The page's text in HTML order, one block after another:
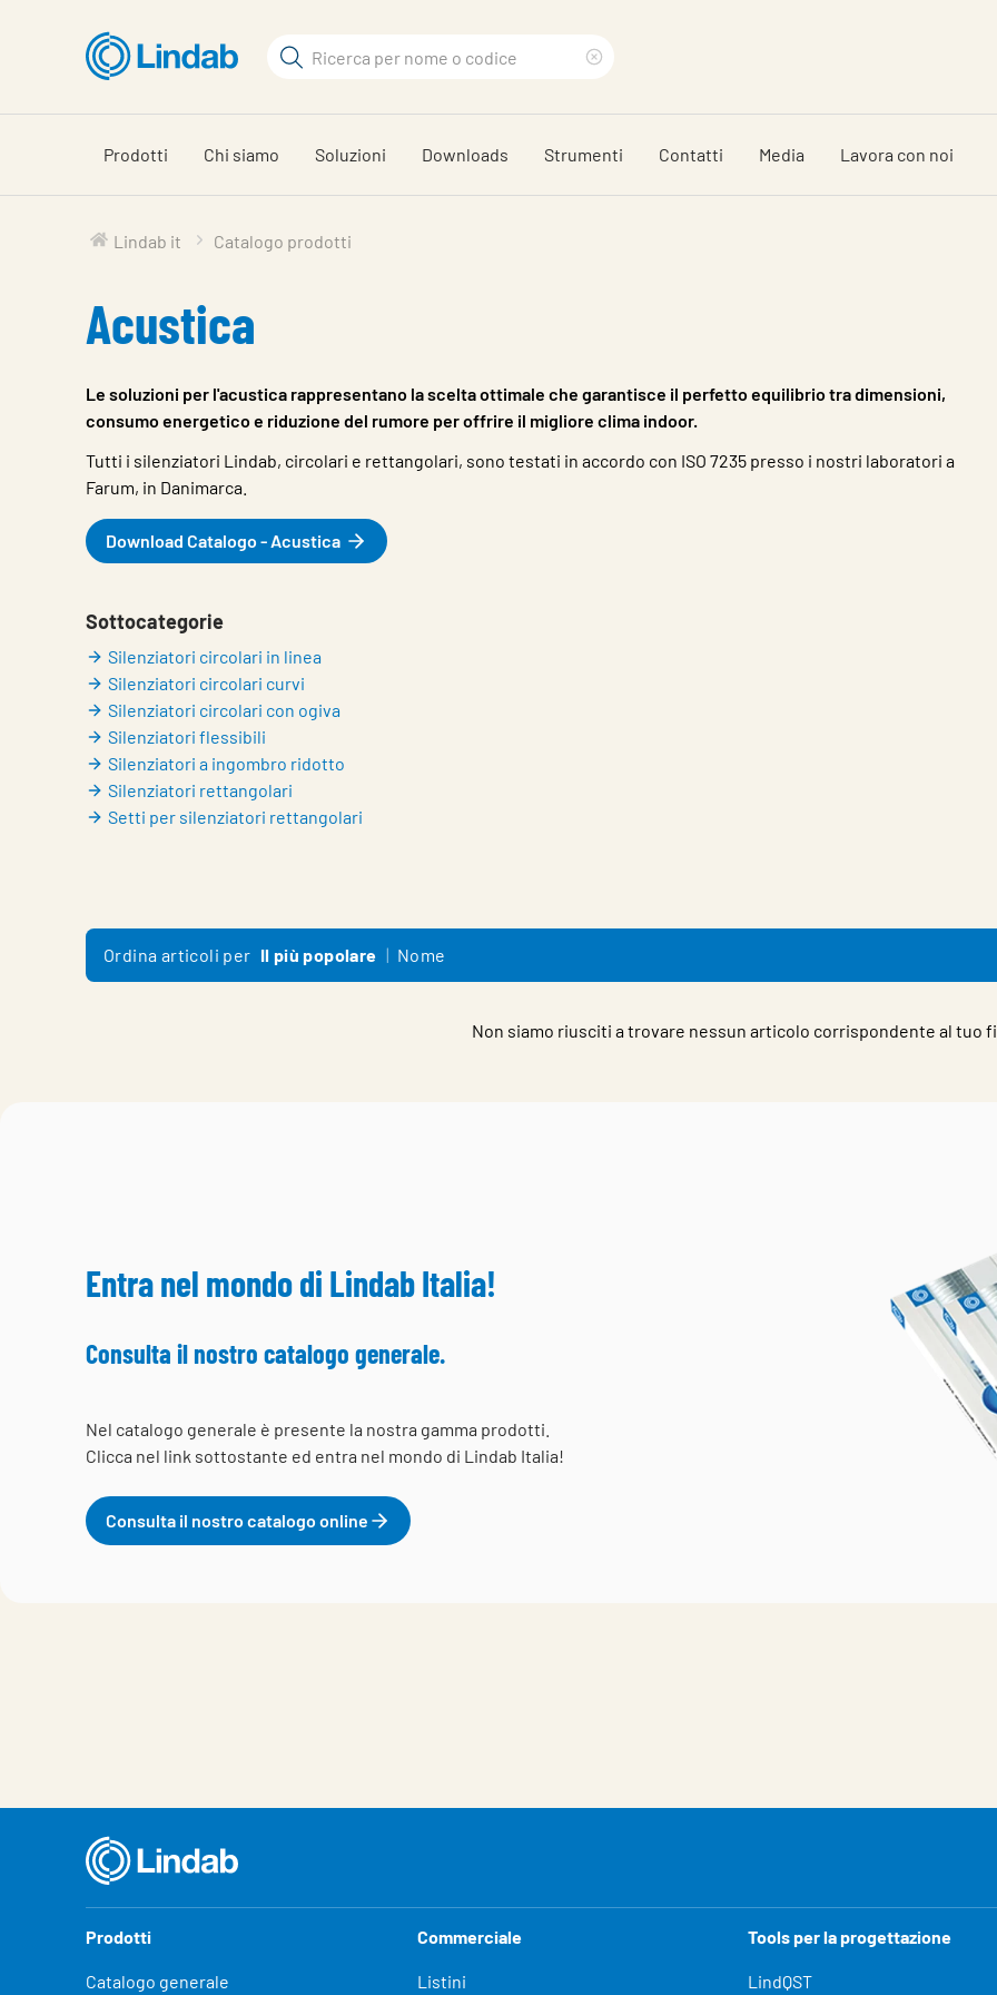
contenuto
principale
Cerca
search
phrase
Prodotti Chi siamo Soluzioni Downloads Strumenti Contatti Media Lavora con noi
Lindab it Catalogo prodotti
Acustica
Le soluzioni per l'acustica rappresentano la scelta ottimale che garantisce il perfetto equilibrio tra dimensioni,
consumo energetico e riduzione del rumore per offrire il migliore clima indoor.
Tutti i silenziatori Lindab, circolari e rettangolari, sono testati in accordo con ISO 7235 presso i nostri laboratori a
Farum, in Danimarca.
Download Catalogo - Acustica
Sottocategorie
Silenziatori circolari in linea
Silenziatori circolari curvi
Silenziatori circolari con ogiva
Silenziatori flessibili
Silenziatori a ingombro ridotto
Silenziatori rettangolari
Setti per silenziatori rettangolari
Ordina articoli per Il più popolare Nome
Non siamo riusciti a trovare nessun articolo corrispondente al tuo
Entra nel mondo di Lindab Italia!
Consulta il nostro catalogo generale.
Nel catalogo generale è presente la nostra gamma prodotti.
Clicca nel link sottostante ed entra nel mondo di Lindab Italia!
Consulta il nostro catalogo online
Prodotti
Catalogo generale
Commerciale
Listini
Tools per la progettazione
LindQST